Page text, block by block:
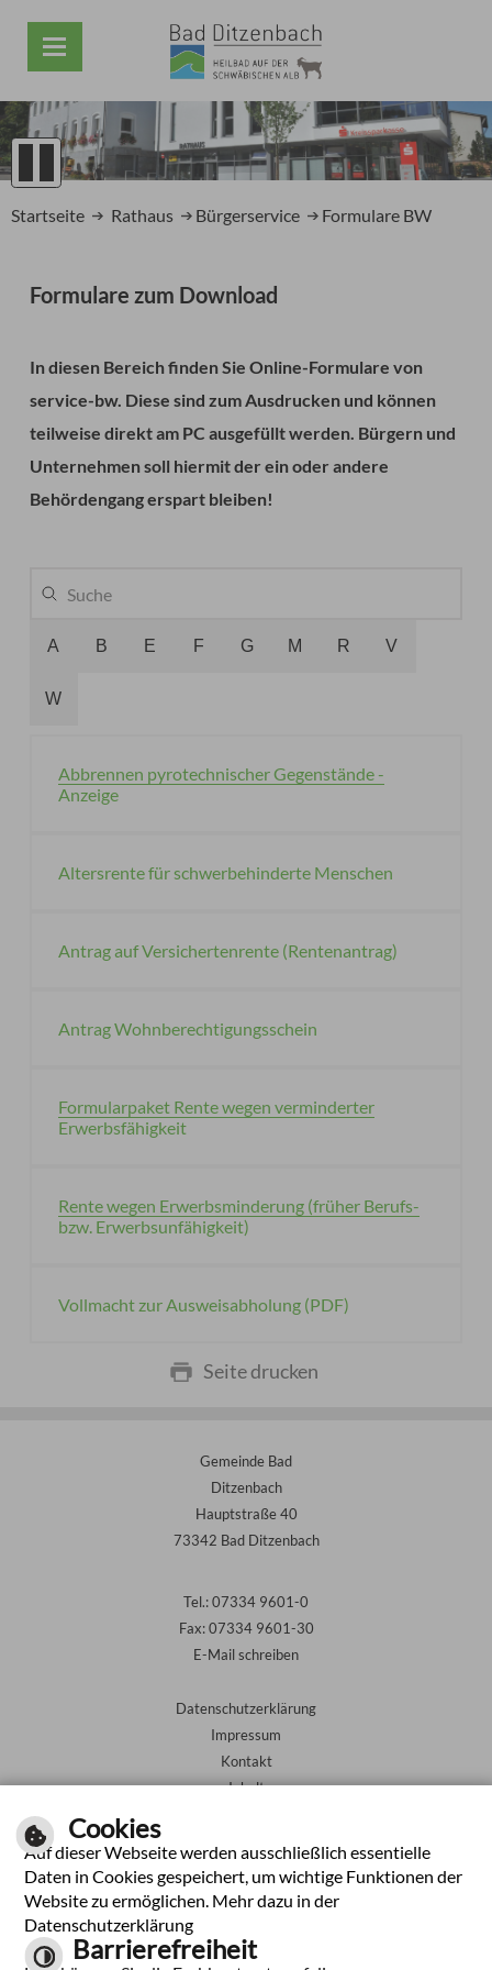
PrevNext
Startseite Rathaus Bürgerservice Formulare BW
Formulare zum Download
In diesen Bereich finden Sie Online-Formulare von
service-bw. Diese sind zum Ausdrucken und können
teilweise direkt am PC ausgefüllt werden. Bürgern und
Unternehmen soll hiermit der ein oder andere
Behördengang erspart bleiben!
A B E F G M R V
W
Abbrennen pyrotechnischer Gegenstände -
Anzeige
Altersrente für schwerbehinderte Menschen
Antrag auf Versichertenrente (Rentenantrag)
Antrag Wohnberechtigungsschein
Formularpaket Rente wegen verminderter
Erwerbsfähigkeit
Rente wegen Erwerbsminderung (früher Berufs-
bzw. Erwerbsunfähigkeit)
Vollmacht zur Ausweisabholung (PDF)
Seite drucken
Gemeinde Bad
Ditzenbach
Hauptstraße 40
73342 Bad Ditzenbach
Tel.: 07334 9601-0
Fax: 07334 9601-30
E-Mail schreiben
Datenschutzerklärung
Impressum
Kontakt
Inhalt
Leichte Sprache
Gebärdensprache
Cookies
Auf dieser Webseite werden ausschließlich essentielle
Daten in Cookies gespeichert, um wichtige Funktionen der
Website zu ermöglichen. Mehr dazu in der
Datenschutzerklärung
Barrierefreiheit